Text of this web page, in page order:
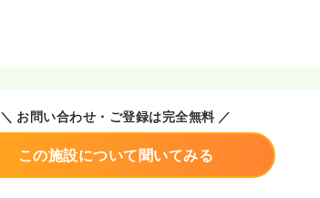
＼ お問い合わせ・ご登録は完全無料 ／
この施設について聞いてみる